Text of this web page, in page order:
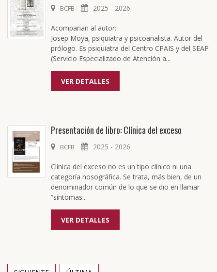
BCFB 2025 - 2026
Acompañan al autor:
Josep Moya, psiquiatra y psicoanalista. Autor del
prólogo. Es psiquiatra del Centro CPAIS y del SEAP
(Servicio Especializado de Atención a...
VER DETALLES
Presentación de libro:Clínica del exceso
BCFB 2025 - 2026
Clínica del exceso no es un tipo clínico ni una
categoría nosográfica. Se trata, más bien, de un
denominador común de lo que se dio en llamar
“síntomas...
VER DETALLES